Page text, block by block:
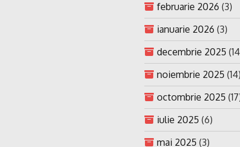
februarie 2026 (3)
ianuarie 2026 (3)
decembrie 2025
noiembrie 2025 (14)
octombrie 2025
iulie 2025 (6)
mai 2025 (3)